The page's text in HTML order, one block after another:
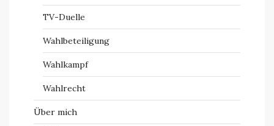
TV-Duelle
Wahlbeteiligung
Wahlkampf
Wahlrecht
Über mich